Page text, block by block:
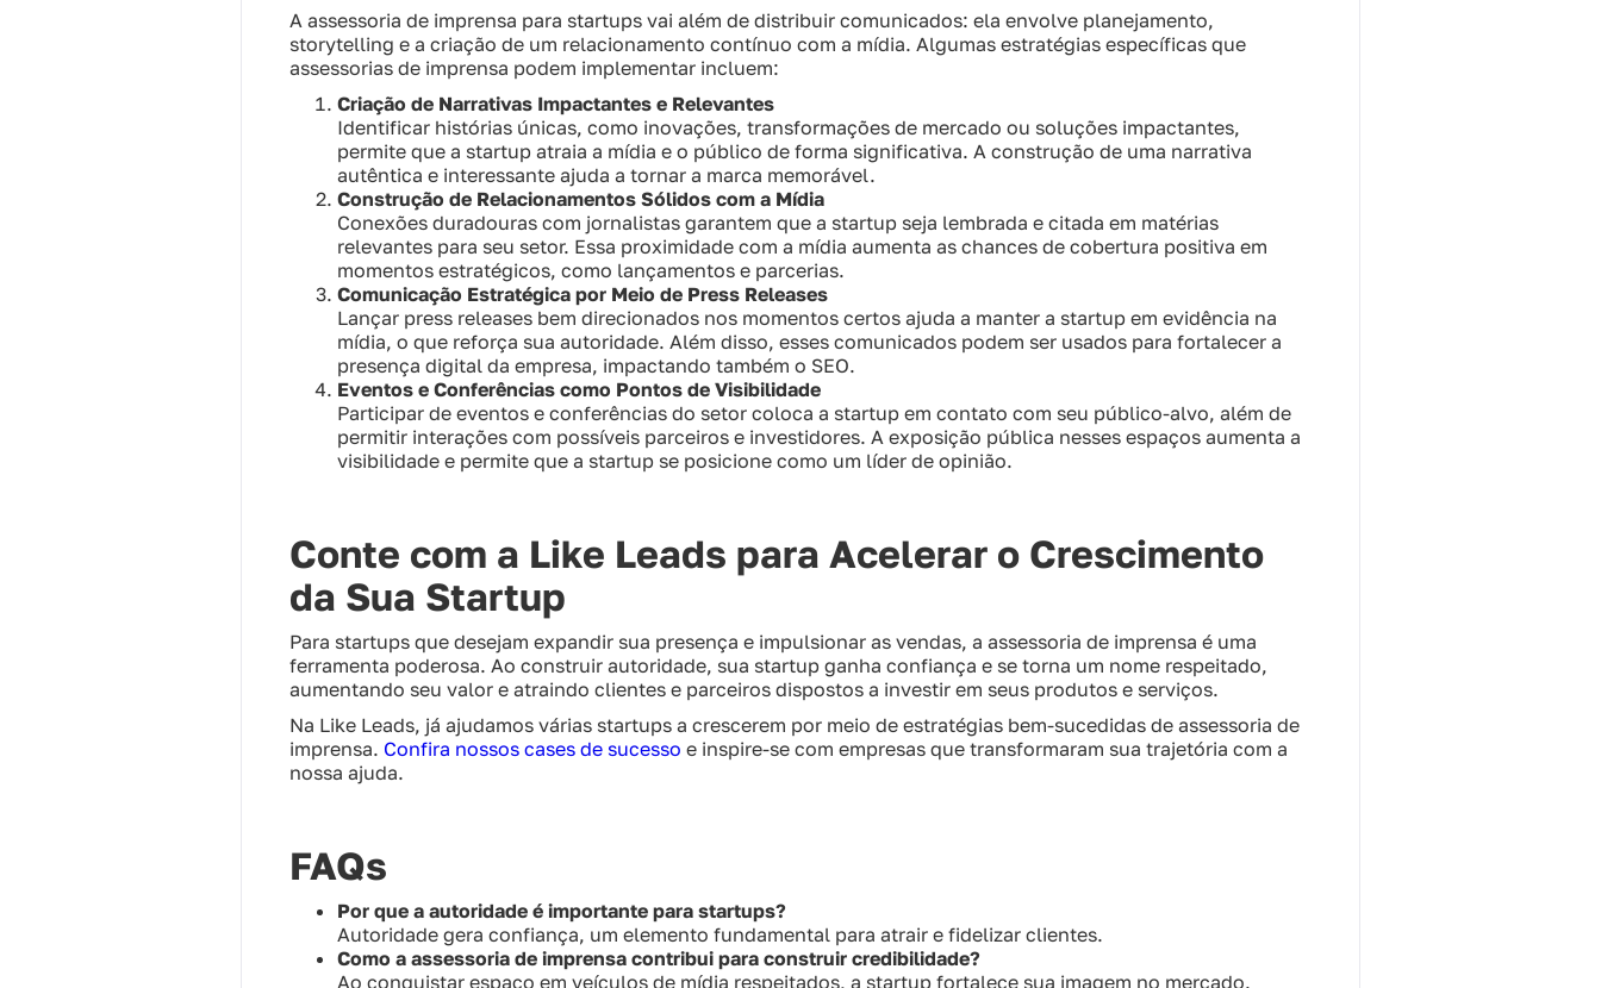
A assessoria de imprensa para startups vai além de distribuir comunicados: ela envolve planejamento,
storytelling e a criação de um relacionamento contínuo com a mídia. Algumas estratégias específicas que
assessorias de imprensa podem implementar incluem:
Criação de Narrativas Impactantes e Relevantes
Identificar histórias únicas, como inovações, transformações de mercado ou soluções impactantes,
permite que a startup atraia a mídia e o público de forma significativa. A construção de uma narrativa
autêntica e interessante ajuda a tornar a marca memorável.
Construção de Relacionamentos Sólidos com a Mídia
Conexões duradouras com jornalistas garantem que a startup seja lembrada e citada em matérias
relevantes para seu setor. Essa proximidade com a mídia aumenta as chances de cobertura positiva em
momentos estratégicos, como lançamentos e parcerias.
Comunicação Estratégica por Meio de Press Releases
Lançar press releases bem direcionados nos momentos certos ajuda a manter a startup em evidência na
mídia, o que reforça sua autoridade. Além disso, esses comunicados podem ser usados para fortalecer a
presença digital da empresa, impactando também o SEO.
Eventos e Conferências como Pontos de Visibilidade
Participar de eventos e conferências do setor coloca a startup em contato com seu público-alvo, além de
permitir interações com possíveis parceiros e investidores. A exposição pública nesses espaços aumenta a
visibilidade e permite que a startup se posicione como um líder de opinião.
Conte com a Like Leads para Acelerar o Crescimento
da Sua Startup
Para startups que desejam expandir sua presença e impulsionar as vendas, a assessoria de imprensa é uma
ferramenta poderosa. Ao construir autoridade, sua startup ganha confiança e se torna um nome respeitado,
aumentando seu valor e atraindo clientes e parceiros dispostos a investir em seus produtos e serviços.
Na Like Leads, já ajudamos várias startups a crescerem por meio de estratégias bem-sucedidas de assessoria de
imprensa. Confira nossos cases de sucesso e inspire-se com empresas que transformaram sua trajetória com a
nossa ajuda.
FAQs
Por que a autoridade é importante para startups?
Autoridade gera confiança, um elemento fundamental para atrair e fidelizar clientes.
Como a assessoria de imprensa contribui para construir credibilidade?
Ao conquistar espaço em veículos de mídia respeitados, a startup fortalece sua imagem no mercado.